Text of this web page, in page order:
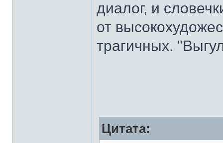
диалог, и
от
трагичных.
Цитата: